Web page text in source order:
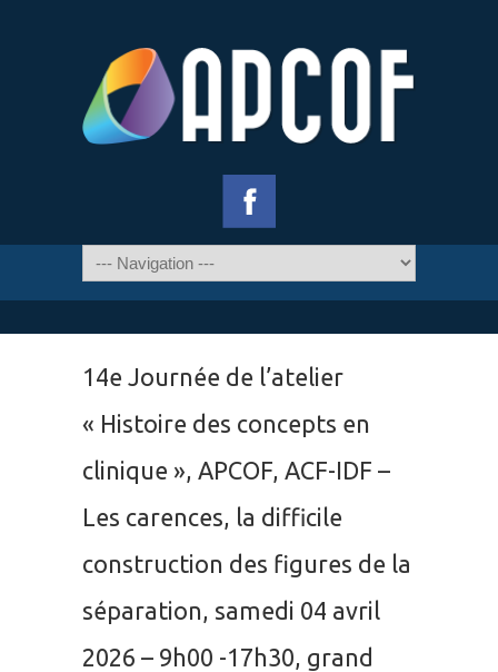
14e Journée de l’atelier
« Histoire des concepts en
clinique », APCOF, ACF-IDF –
Les carences, la difficile
construction des figures de la
séparation, samedi 04 avril
2026 – 9h00 -17h30, grand